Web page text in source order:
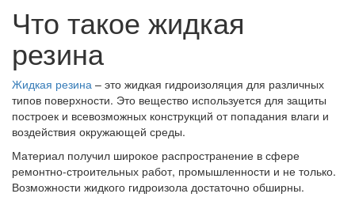
Что такое жидкая
резина
Жидкая резина – это жидкая гидроизоляция для различных
типов поверхности. Это вещество используется для защиты
построек и всевозможных конструкций от попадания влаги и
воздействия окружающей среды.
Материал получил широкое распространение в сфере
ремонтно-строительных работ, промышленности и не только.
Возможности жидкого гидроизола достаточно обширны.